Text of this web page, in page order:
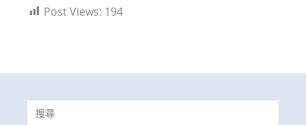
Post Views: 194
Search
for: